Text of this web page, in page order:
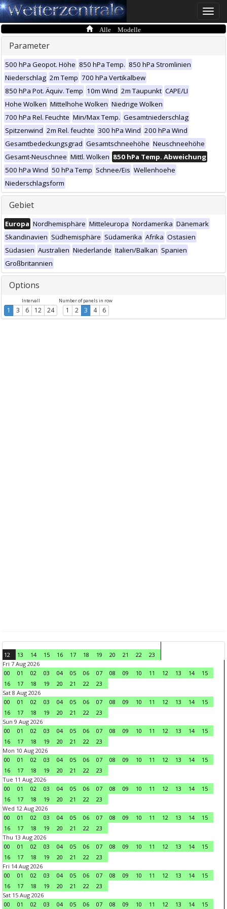
Toggle
Alle Modelle
Parameter
500 hPa Geopot. Höhe 850 hPa Temp. 850 hPa Stromlinien
Niederschlag 2m Temp 700 hPa Vertikalbew
850 hPa Pot. Äquiv. Temp 10m Wind 2m Taupunkt CAPE/LI
Hohe Wolken Mittelhohe Wolken Niedrige Wolken
700 hPa Rel. Feuchte Min/Max Temp. Gesamtniederschlag
Spitzenwind 2m Rel. feuchte 300 hPa Wind 200 hPa Wind
Gesamtbedeckungsgrad Gesamtschneehöhe Neuschneehöhe
Gesamt-Neuschnee Mittl. Wolken 850 hPa Temp. Abweichung
500 hPa Wind 50 hPa Temp Schnee/Eis Wellenhoehe
Niederschlagsform
Gebiet
Europa Nordhemisphäre Mitteleuropa Nordamerika Dänemark
Skandinavien Südhemisphäre Südamerika Afrika Ostasien
Südasien Australien Niederlande Italien/Balkan Spanien
Großbritannien
Options
Intervall
1 3 6 12 24
Number of panels in row
1 2 3 4 6
12 13 14 15 16 17 18 19 20 21 22
23
Fri 7 Aug 2026
00
01 02 03 04 05 06 07 08 09 10 11 12 13 14
15
16
17 18 19 20 21 22
23
Sat 8 Aug 2026
00
01 02 03 04 05 06 07 08 09 10 11 12 13 14
15
16
17 18 19 20 21 22
23
Sun 9 Aug 2026
00
01 02 03 04 05 06 07 08 09 10 11 12 13 14
15
16
17 18 19 20 21 22
23
Mon 10 Aug 2026
00
01 02 03 04 05 06 07 08 09 10 11 12 13 14
15
16
17 18 19 20 21 22
23
Tue 11 Aug 2026
00
01 02 03 04 05 06 07 08 09 10 11 12 13 14
15
16
17 18 19 20 21 22
23
Wed 12 Aug 2026
00
01 02 03 04 05 06 07 08 09 10 11 12 13 14
15
16
17 18 19 20 21 22
23
Thu 13 Aug 2026
00
01 02 03 04 05 06 07 08 09 10 11 12 13 14
15
16
17 18 19 20 21 22
23
Fri 14 Aug 2026
00
01 02 03 04 05 06 07 08 09 10 11 12 13 14
15
16
17 18 19 20 21 22
23
Sat 15 Aug 2026
00
01 02 03 04 05 06 07 08 09 10 11 12 13 14 15